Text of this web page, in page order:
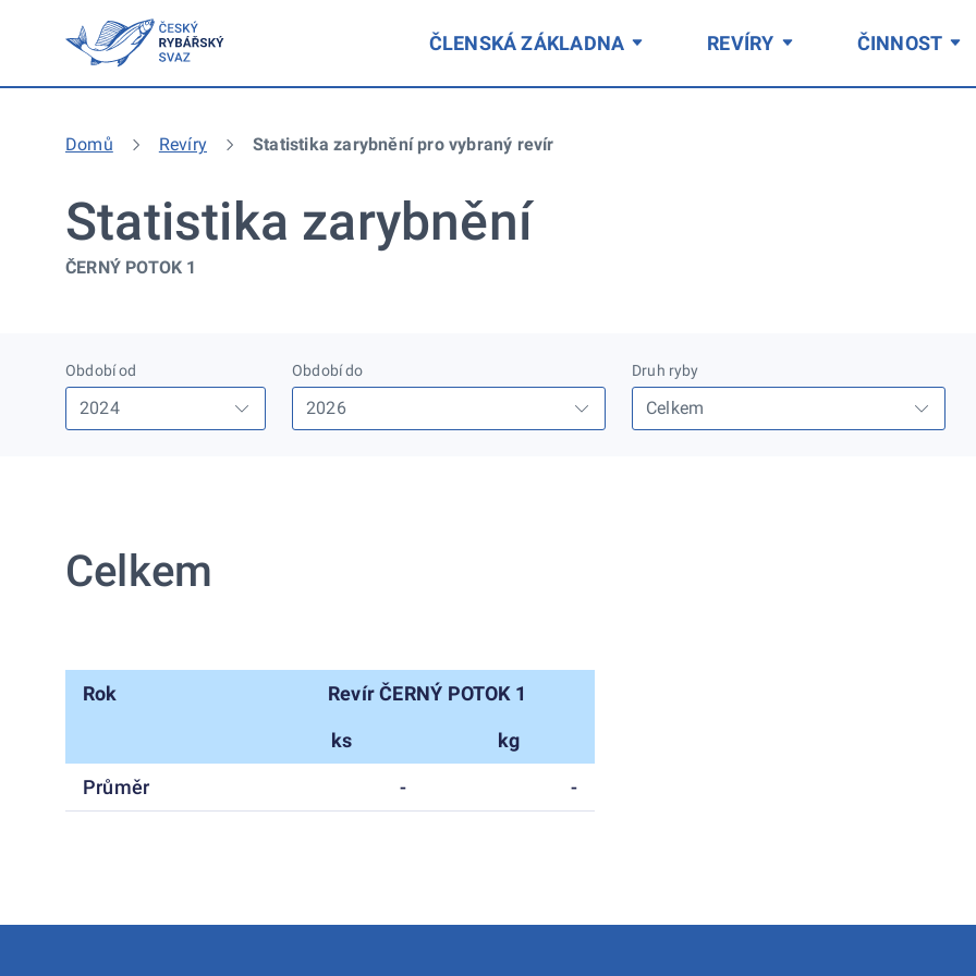
ČLENSKÁ ZÁKLADNA REVÍRY ČINNOST
Domů Revíry Statistika zarybnění pro vybraný revír
Statistika zarybnění
ČERNÝ POTOK 1
Období od Období do Druh ryby
Celkem
Rok Revír ČERNÝ POTOK 1
ks kg
Průměr - -